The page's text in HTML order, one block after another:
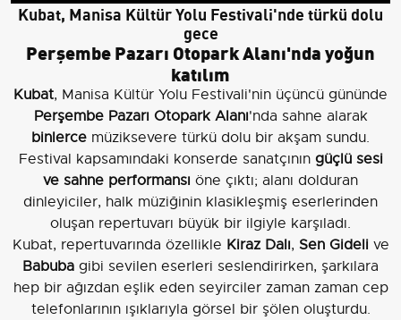
Kubat, Manisa Kültür Yolu Festivali'nde türkü dolu
gece
Perşembe Pazarı Otopark Alanı'nda yoğun
katılım
Kubat, Manisa Kültür Yolu Festivali'nin üçüncü gününde
Perşembe Pazarı Otopark Alanı'nda sahne alarak
binlerce müziksevere türkü dolu bir akşam sundu.
Festival kapsamındaki konserde sanatçının güçlü sesi
ve sahne performansı öne çıktı; alanı dolduran
dinleyiciler, halk müziğinin klasikleşmiş eserlerinden
oluşan repertuvarı büyük bir ilgiyle karşıladı.
Kubat, repertuvarında özellikle Kiraz Dalı, Sen Gidelive
Babuba gibi sevilen eserleri seslendirirken, şarkılara
hep bir ağızdan eşlik eden seyirciler zaman zaman cep
telefonlarının ışıklarıyla görsel bir şölen oluşturdu.